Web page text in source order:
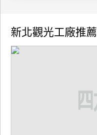
傳
新北觀光工廠推薦